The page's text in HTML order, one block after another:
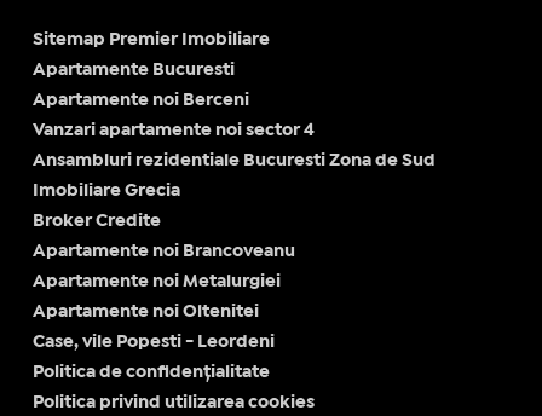
Sitemap Premier Imobiliare
Apartamente Bucuresti
Apartamente noi Berceni
Vanzari apartamente noi sector 4
Ansambluri rezidentiale Bucuresti Zona de Sud
Imobiliare Grecia
Broker Credite
Apartamente noi Brancoveanu
Apartamente noi Metalurgiei
Apartamente noi Oltenitei
Case, vile Popesti - Leordeni
Politica de confidențialitate
Politica privind utilizarea cookies